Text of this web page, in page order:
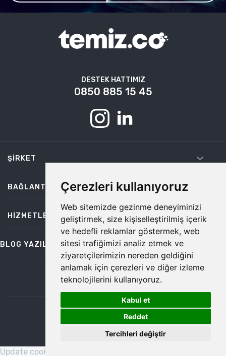
Çerezleri kullanıyoruz
Web sitemizde gezinme deneyiminizi
geliştirmek, size kişiselleştirilmiş içerik
ve hedefli reklamlar göstermek, web
sitesi trafiğimizi analiz etmek ve
ziyaretçilerimizin nereden geldiğini
anlamak için çerezleri ve diğer izleme
teknolojilerini kullanıyoruz.
Kabul et
Reddet
Tercihleri değiştir
DESTEK HATTIMIZ
0850 885 15 45
ŞIRKET
BAĞLANTILAR
HIZMETLER
BLOG YAZILARI
bilgi@temiz.co
©2026 Temiz, Her Hakkı Saklıdır.
Update cookies preferences